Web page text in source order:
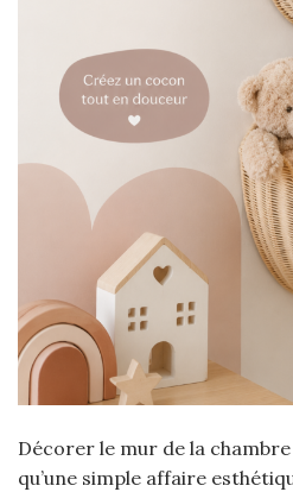
Décorer le mur de la
qu’une simple affaire